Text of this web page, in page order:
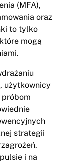
(MFA),
oraz
to tylko
mogą
użytkownicy
próbom
strategii
i na